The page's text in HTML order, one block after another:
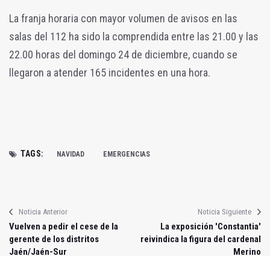
La franja horaria con mayor volumen de avisos en las
salas del 112 ha sido la comprendida entre las 21.00 y las
22.00 horas del domingo 24 de diciembre, cuando se
llegaron a atender 165 incidentes en una hora.
TAGS: NAVIDAD EMERGENCIAS
Noticia Anterior
Vuelven a pedir el cese de la
gerente de los distritos
Jaén/Jaén-Sur
Noticia Siguiente
La exposición 'Constantia'
reivindica la figura del cardenal
Merino